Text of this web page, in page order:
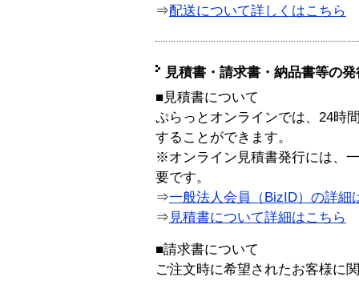
⇒配送について詳しくはこちら
見積書・請求書・納品書等の
■見積書について
ぷらっとオンラインでは、24時
することができます。
※オンライン見積書発行には、
要です。
⇒一般法人会員（BizID）の詳細
⇒ 見積書について詳細はこちら
■請求書について
ご注文時に希望されたお客様に